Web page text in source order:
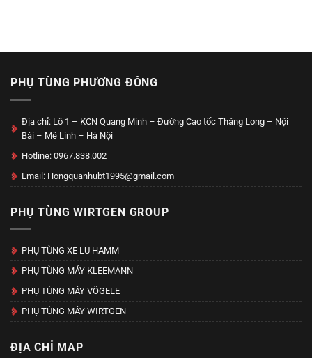
PHỤ TÙNG PHƯƠNG ĐÔNG
Địa chỉ: Lô 1 – KCN Quang Minh – Đường Cao tốc Thăng Long – Nội
Bài – Mê Linh – Hà Nội
Hotline: 0967.838.002
Email: Hongquanhubt1995@gmail.com
PHỤ TÙNG WIRTGEN GROUP
PHỤ TÙNG XE LU HAMM
PHỤ TÙNG MÁY KLEEMANN
PHỤ TÙNG MÁY VÖGELE
PHỤ TÙNG MÁY WIRTGEN
ĐỊA CHỈ MAP